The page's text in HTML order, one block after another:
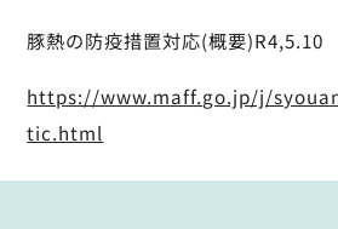
豚熱の防疫措置対応(概要)R4,5.10
https://www.maff.go.jp/j/
tic.html